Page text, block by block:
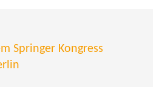
Springer Kongress